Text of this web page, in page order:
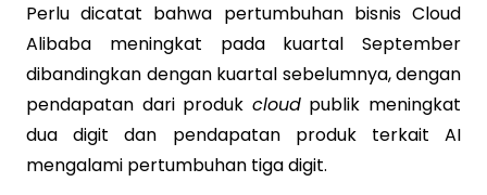
Perlu dicatat bahwa pertumbuhan bisnis Cloud
Alibaba meningkat pada kuartal September
dibandingkan dengan kuartal sebelumnya, dengan
pendapatan dari produk cloudpublik meningkat
dua digit dan pendapatan produk terkait AI
mengalami pertumbuhan tiga digit.